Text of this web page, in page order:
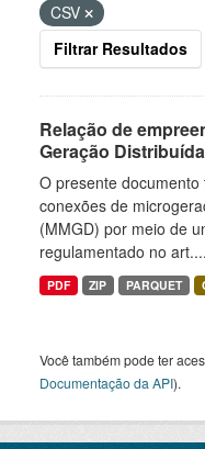
CSV
Filtrar Resultados
Relação de
Geração Distribuída
O presente
conexões de
(MMGD) por meio de
regulamentado no art....
PDF ZIP PARQUET
Você também pode ter
Documentação da API).